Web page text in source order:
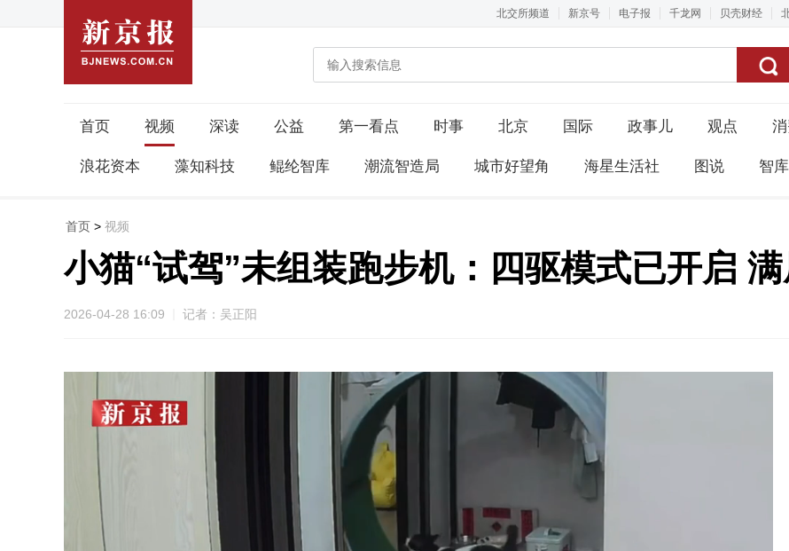
北交所频道 新京号 电子报 千龙网 贝壳财经
首页 视频 深读 公益 第一看点 时事 北京 国际 政事儿 观点
浪花资本 藻知科技 鲲纶智库 潮流智造局 城市好望角 海星生活社 图说 智库
首页 > 视频
小猫“试驾”未组装跑步机：四驱模式已开启
2026-04-28 16:09 记者：吴正阳